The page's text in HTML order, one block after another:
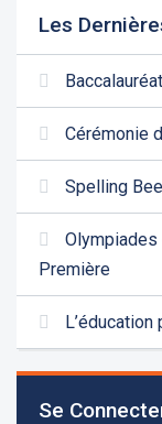
Les
Cérémonie
Spelling Bee
Olympiades
Première
Se